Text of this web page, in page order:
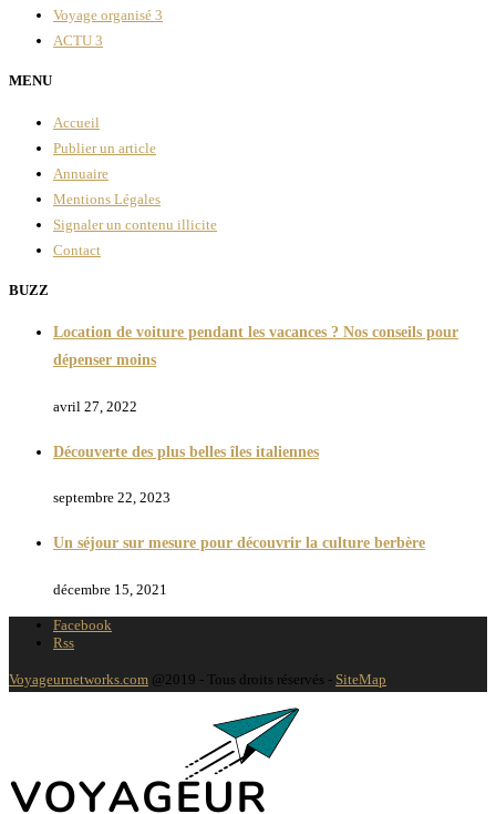
Voyage organisé 3
ACTU 3
MENU
Accueil
Publier un article
Annuaire
Mentions Légales
Signaler un contenu illicite
Contact
BUZZ
Location de voiture pendant les vacances ? Nos conseils pour
dépenser moins
avril 27, 2022
Découverte des plus belles îles italiennes
septembre 22, 2023
Un séjour sur mesure pour découvrir la culture berbère
décembre 15, 2021
Facebook
Rss
Voyageurnetworks.com @2019 - Tous droits réservés - SiteMap